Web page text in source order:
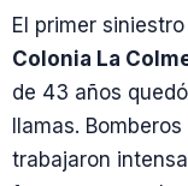
El primer
Colonia La
de 43 años
llamas.
trabajaron